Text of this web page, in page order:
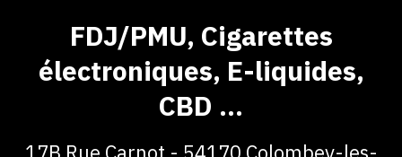
FDJ/PMU, Cigarettes
électroniques, E-liquides,
CBD ...